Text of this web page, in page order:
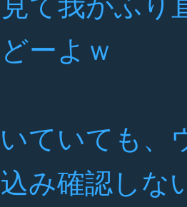
ーよｗ
ていても、
み確認しな